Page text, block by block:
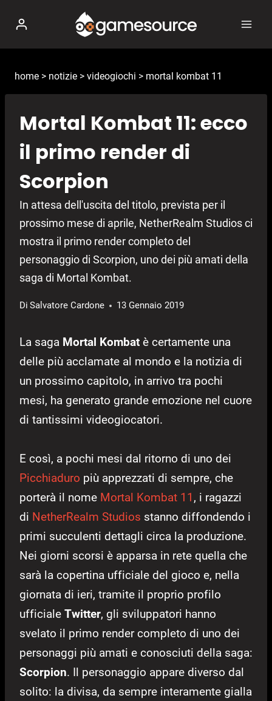
contenuto
home > notizie > videogiochi > mortal kombat 11
Mortal Kombat 11: ecco
il primo render di
Scorpion
In attesa dell'uscita del titolo, prevista per il
prossimo mese di aprile, NetherRealm Studios ci
mostra il primo render completo del
personaggio di Scorpion, uno dei più amati della
saga di Mortal Kombat.
Di Salvatore Cardone 13 Gennaio 2019
La saga Mortal Kombat è certamente una
delle più acclamate al mondo e la notizia di
un prossimo capitolo, in arrivo tra pochi
mesi, ha generato grande emozione nel cuore
di tantissimi videogiocatori.
E così, a pochi mesi dal ritorno di uno dei
Picchiaduro più apprezzati di sempre, che
porterà il nome Mortal Kombat 11 , i ragazzi
di NetherRealm Studios stanno diffondendo i
primi succulenti dettagli circa la produzione.
Nei giorni scorsi è apparsa in rete quella che
sarà la copertina ufficiale del gioco e, nella
giornata di ieri, tramite il proprio profilo
ufficiale Twitter, gli sviluppatori hanno
svelato il primo render completo di uno dei
personaggi più amati e conosciuti della saga:
Scorpion. Il personaggio appare diverso dal
solito: la divisa, da sempre interamente gialla